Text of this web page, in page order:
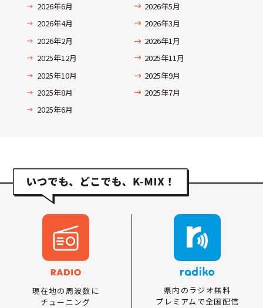
2026年6月
2026年5月
2026年4月
2026年3月
2026年2月
2026年1月
2025年12月
2025年11月
2025年10月
2025年9月
2025年8月
2025年7月
2025年6月
現在地の周波数に
チューニング
県内のラジオ無料
プレミアムで全国配信